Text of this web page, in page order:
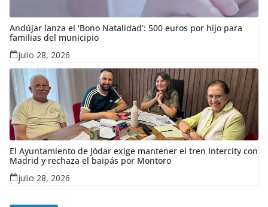
Andújar lanza el ‘Bono Natalidad’: 500 euros por hijo para
familias del municipio
julio 28, 2026
El Ayuntamiento de Jódar exige mantener el tren Intercity con
Madrid y rechaza el baipás por Montoro
julio 28, 2026